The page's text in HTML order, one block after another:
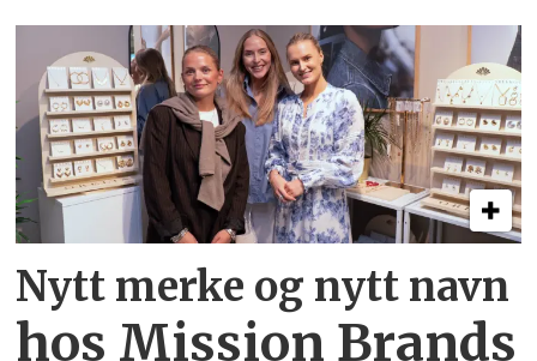
Nytt merke og nytt navn
hos Mission Brands